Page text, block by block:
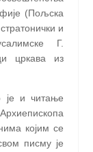
(Пољска
и
Г.
цркава из
је и читање
којим се
писму је